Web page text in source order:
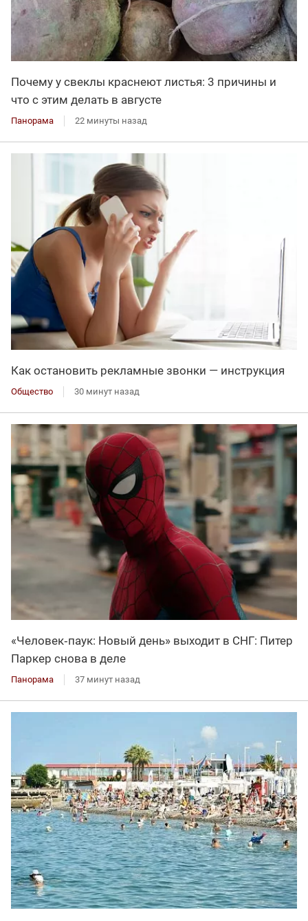
Почему у свеклы краснеют листья: 3 причины и
что с этим делать в августе
Панорама 22 минуты назад
Как остановить рекламные звонки — инструкция
Общество 30 минут назад
«Человек‑паук: Новый день» выходит в СНГ: Питер
Паркер снова в деле
Панорама 37 минут назад